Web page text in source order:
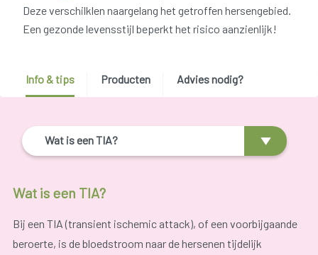
Deze verschilklen naargelang het getroffen hersengebied.
Een gezonde levensstijl beperkt het risico aanzienlijk!
Info & tips Producten Advies nodig?
Wat is een TIA?
Wat is een TIA?
Bij een TIA (transient ischemic attack), of een voorbijgaande
beroerte, is de bloedstroom naar de hersenen tijdelijk